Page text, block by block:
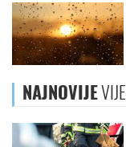
NAJNOVIJE